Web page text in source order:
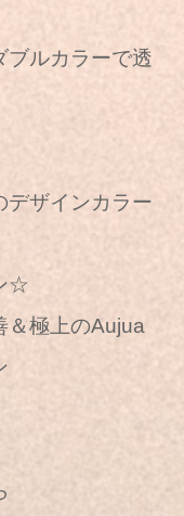
ブルカラーで透
デザインカラー
☆
＆極上のAujua